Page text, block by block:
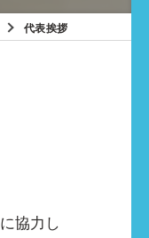
代表挨拶
協力し